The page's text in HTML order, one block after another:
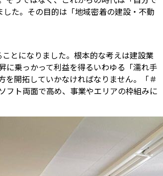
た。その目的は「地域密着の建設・不動
とになりました。根本的な考えは建設業
に乗っかって利益を得るいわゆる「濡れ手
を開拓していかなければなりません。「＃
フト両面で高め、事業やエリアの枠組みに